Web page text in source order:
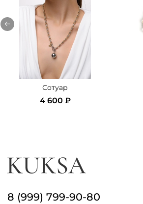
Сотуар
4 600 ₽
8 (999) 799-90-80